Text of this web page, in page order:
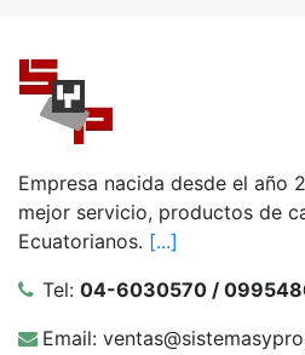
Empresa nacida desde el año
mejor servicio, productos de
Ecuatorianos. [...]
Tel: 04-6030570 /
Email: